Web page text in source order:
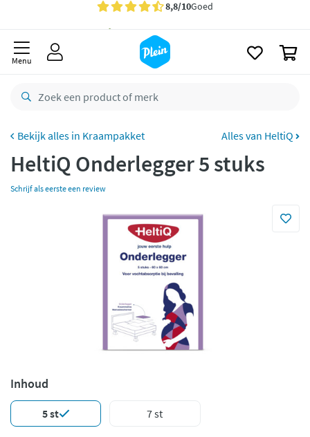
Gratisbezorging vanaf 35,- *
Bestelling uiterlijkmaandag
Gratisretourneren
Betaal met Klarna
Menu
Kraampakket Alles van HeltiQ
HeltiQ Onderlegger 5 stuks
Schrijf als eerste een review
Inhoud
5 st 7 st